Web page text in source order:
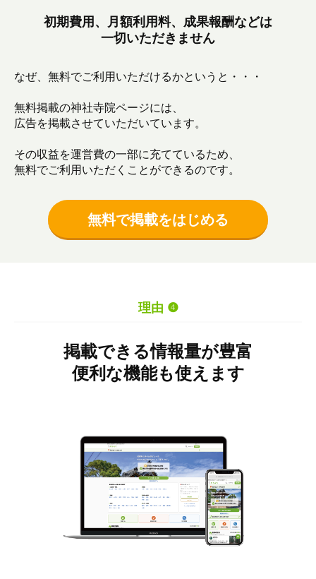
初期費用、月額利用料、成果報酬などは
一切いただきません
なぜ、無料でご利用いただけるかというと・・・
無料掲載の神社寺院ページには、
広告を掲載させていただいています。
その収益を運営費の一部に充てているため、
無料でご利用いただくことができるのです。
無料で掲載をはじめる
理由 ❹
掲載できる情報量が豊富
便利な機能も使えます